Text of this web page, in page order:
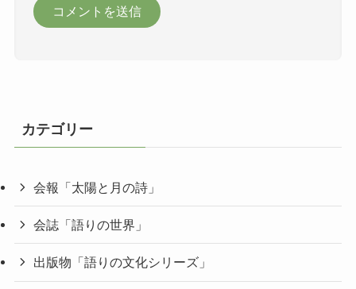
カテゴリー
会報「太陽と月の詩」
会誌「語りの世界」
出版物「語りの文化シリーズ」